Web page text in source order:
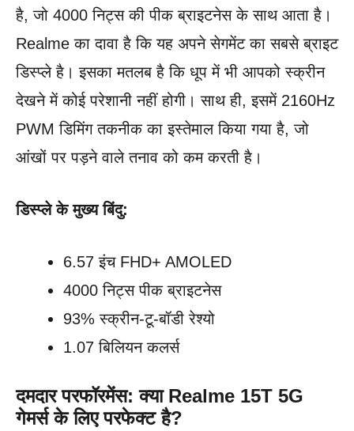
है, जो 4000 निट्स की पीक ब्राइटनेस के साथ आता है।
Realme का दावा है कि यह अपने सेगमेंट का सबसे ब्राइट
डिस्प्ले है। इसका मतलब है कि धूप में भी आपको स्क्रीन
देखने में कोई परेशानी नहीं होगी। साथ ही, इसमें 2160Hz
PWM डिमिंग तकनीक का इस्तेमाल किया गया है, जो
आंखों पर पड़ने वाले तनाव को कम करती है।
डिस्प्ले के मुख्य बिंदु:
6.57 इंच FHD+ AMOLED
4000 निट्स पीक ब्राइटनेस
93% स्क्रीन-टू-बॉडी रेश्यो
1.07 बिलियन कलर्स
दमदार परफॉरमेंस: क्या Realme 15T 5G
गेमर्स के लिए परफेक्ट है?